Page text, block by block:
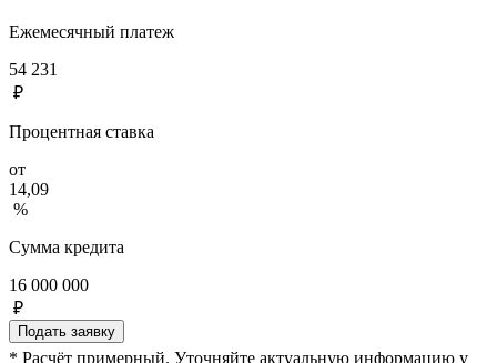
Ежемесячный платеж
54 231
₽
Процентная ставка
от
14,09
%
Сумма кредита
16 000 000
₽
Подать заявку
* Расчёт примерный. Уточняйте актуальную информацию у